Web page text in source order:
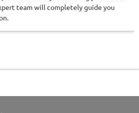
team will completely guide you